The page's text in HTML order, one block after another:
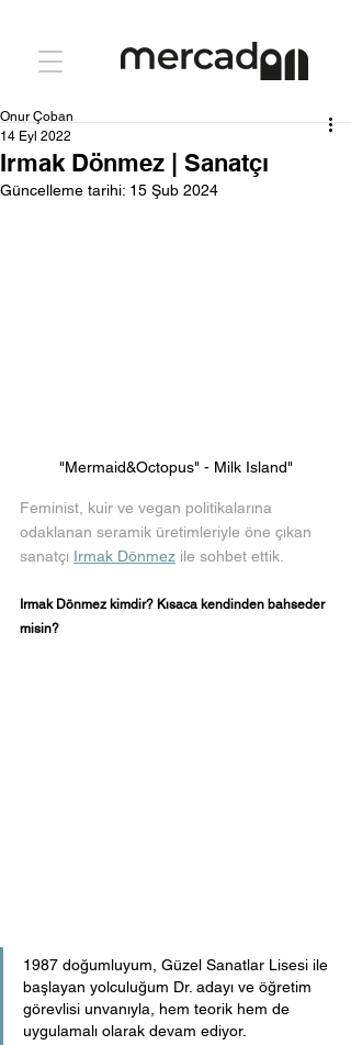
Irmak Dönmez | Sanatçı
Onur Çoban
14 Eyl 2022
Güncelleme tarihi: 15 Şub 2024
"Mermaid&Octopus" - Milk Island"
Feminist, kuir ve vegan politikalarına
odaklanan seramik üretimleriyle öne çıkan
sanatçı Irmak Dönmez ile sohbet ettik.
Irmak Dönmez kimdir? Kısaca kendinden bahseder
misin?
1987 doğumluyum, Güzel Sanatlar Lisesi ile
başlayan yolculuğum Dr. adayı ve öğretim
görevlisi unvanıyla, hem teorik hem de
uygulamalı olarak devam ediyor.